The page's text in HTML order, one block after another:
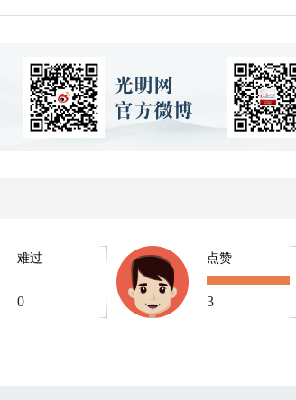
难过
0
点赞
3